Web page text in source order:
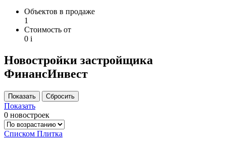
Объектов в продаже
1
Стоимость от
0 i
Новостройки застройщика
ФинансИнвест
Показать
0 новостроек
Списком Плитка